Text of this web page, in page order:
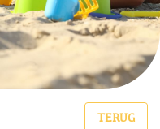
TERUG